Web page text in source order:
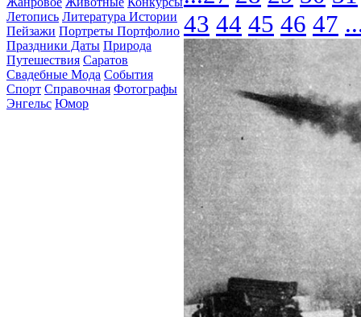
Летопись Литература Истории
Пейзажи Портреты Портфолио
Праздники Даты Природа
Путешествия Саратов
Свадебные Мода События
Спорт Справочная Фотографы
Энгельс Юмор
43 44 45 46 47